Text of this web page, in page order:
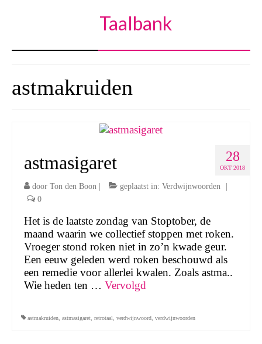
Taalbank
astmakruiden
28
OKT 2018
astmasigaret
door Ton den Boon | geplaatst in: Verdwijnwoorden
|
0
Het is de laatste zondag van Stoptober, de
maand waarin we collectief stoppen met roken.
Vroeger stond roken niet in zo’n kwade geur.
Een eeuw geleden werd roken beschouwd als
een remedie voor allerlei kwalen. Zoals astma..
Wie heden ten … Vervolgd
astmakruiden astmasigaret retrotaal verdwijnwoord verdwijnwoorden